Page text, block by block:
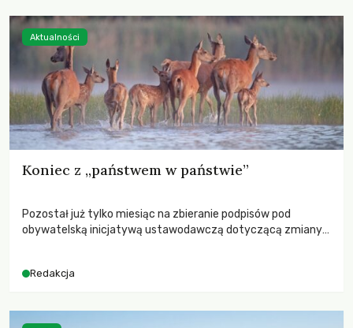
Koniec z „państwem w państwie”
Pozostał już tylko miesiąc na zbieranie podpisów pod
obywatelską inicjatywą ustawodawczą dotyczącą zmiany
niezwykle korzystne rozwiązania dla przyrody i zwierząt,
funkcjonowania łowiectwa w Polsce.
Redakcja
Aktualności